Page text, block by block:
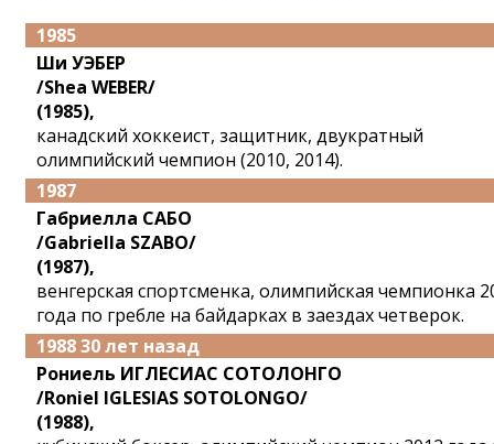
1985
Ши УЭБЕР
/Shea WEBER/
(1985),
канадский хоккеист, защитник, двукратный
олимпийский чемпион (2010, 2014).
1987
Габриелла САБО
/Gabriella SZABO/
(1987),
венгерская спортсменка, олимпийская чемпионка
года по гребле на байдарках в заездах четверок.
1988 30 лет назад
Рониель ИГЛЕСИАС СОТОЛОНГО
/Roniel IGLESIAS SOTOLONGO/
(1988),